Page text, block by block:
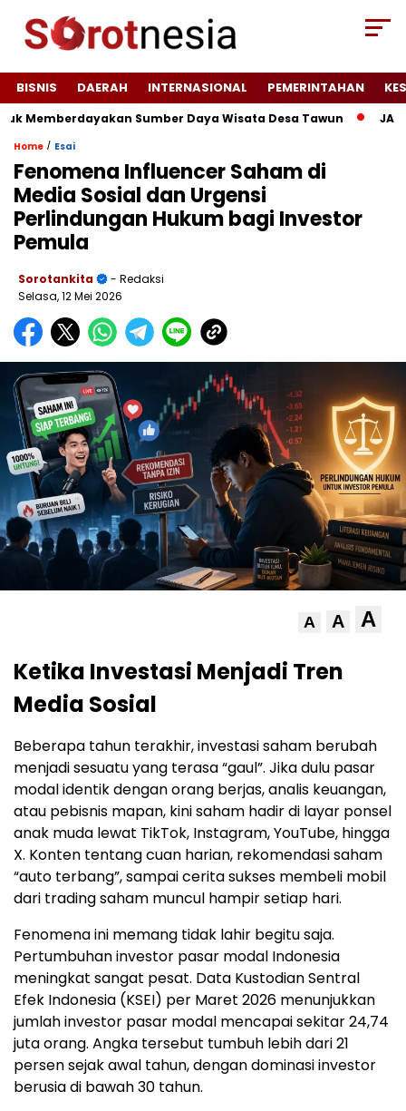
BISNIS DAERAH INTERNASIONAL PEMERINTAHAN
Sumber Daya Wisata Desa Tawun JAGATARA
Home / Esai
Fenomena Influencer Saham di
Media Sosial dan Urgensi
Perlindungan Hukum bagi Investor
Pemula
Sorotankita
- Redaksi
Selasa, 12 Mei 2026
A A A
Ketika Investasi Menjadi Tren
Media Sosial
Beberapa tahun terakhir, investasi saham berubah
menjadi sesuatu yang terasa “gaul”. Jika dulu pasar
modal identik dengan orang berjas, analis keuangan,
atau pebisnis mapan, kini saham hadir di layar ponsel
anak muda lewat TikTok, Instagram, YouTube, hingga
X. Konten tentang cuan harian, rekomendasi saham
“auto terbang”, sampai cerita sukses membeli mobil
dari trading saham muncul hampir setiap hari.
Fenomena ini memang tidak lahir begitu saja.
Pertumbuhan investor pasar modal Indonesia
meningkat sangat pesat. Data Kustodian Sentral
Efek Indonesia (KSEI) per Maret 2026 menunjukkan
jumlah investor pasar modal mencapai sekitar 24,74
juta orang. Angka tersebut tumbuh lebih dari 21
persen sejak awal tahun, dengan dominasi investor
berusia di bawah 30 tahun.